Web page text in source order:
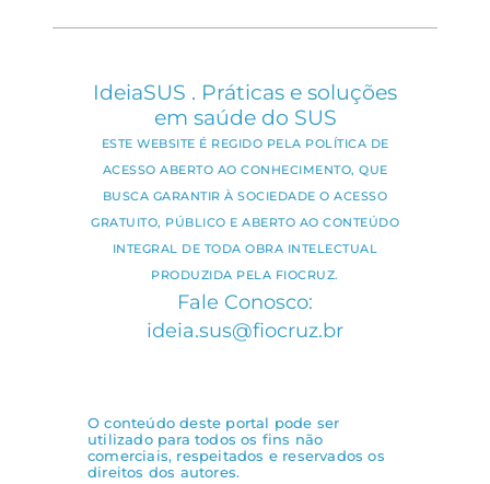
IdeiaSUS . Práticas e soluções
em saúde do SUS
ESTE WEBSITE É REGIDO PELA POLÍTICA DE
ACESSO ABERTO AO CONHECIMENTO, QUE
BUSCA GARANTIR À SOCIEDADE O ACESSO
GRATUITO, PÚBLICO E ABERTO AO CONTEÚDO
INTEGRAL DE TODA OBRA INTELECTUAL
PRODUZIDA PELA FIOCRUZ.
Fale Conosco:
ideia.sus@fiocruz.br
O conteúdo deste portal pode ser
utilizado para todos os fins não
comerciais, respeitados e reservados os
direitos dos autores.